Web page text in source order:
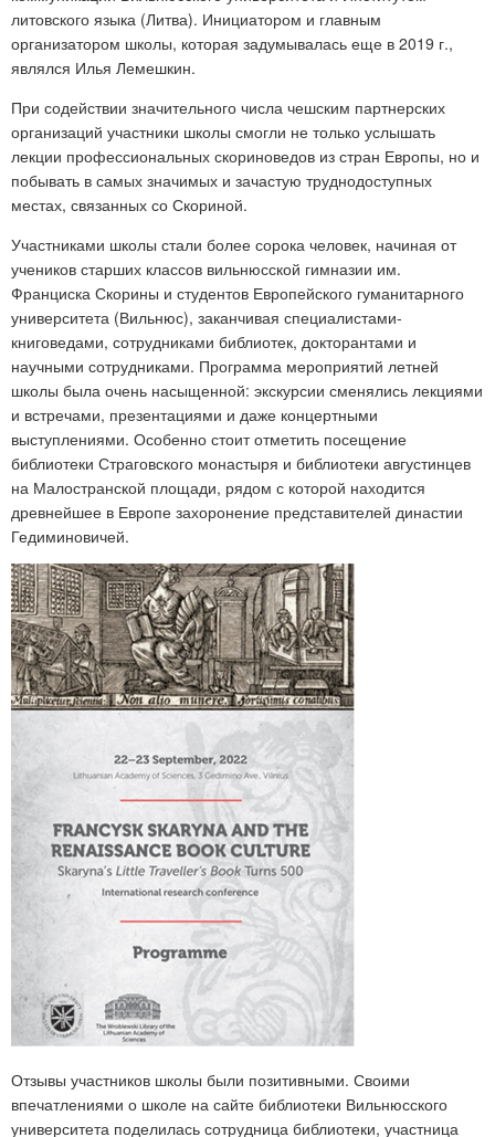
литовского языка (Литва). Инициатором и главным
организатором школы, которая задумывалась еще в 2019 г.,
являлся Илья Лемешкин.
При содействии значительного числа чешским партнерских
организаций участники школы смогли не только услышать
лекции профессиональных скориноведов из стран Европы, но и
побывать в самых значимых и зачастую труднодоступных
местах, связанных со Скориной.
Участниками школы стали более сорока человек, начиная от
учеников старших классов вильнюсской гимназии им.
Франциска Скорины и студентов Европейского гуманитарного
университета (Вильнюс), заканчивая специалистами-
книговедами, сотрудниками библиотек, докторантами и
научными сотрудниками. Программа мероприятий летней
школы была очень насыщенной: экскурсии сменялись лекциями
и встречами, презентациями и даже концертными
выступлениями. Особенно стоит отметить посещение
библиотеки Страговского монастыря и библиотеки августинцев
на Малостранской площади, рядом с которой находится
древнейшее в Европе захоронение представителей династии
Гедиминовичей.
Отзывы участников школы были позитивными. Своими
впечатлениями о школе на сайте библиотеки Вильнюсского
университета поделилась сотрудница библиотеки, участница